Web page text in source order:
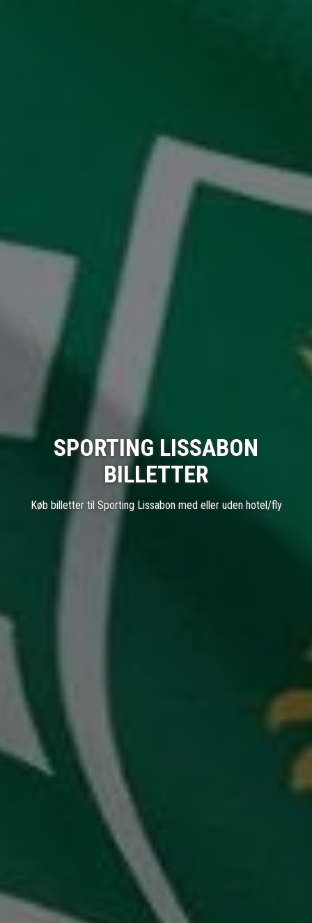
SPORTING LISSABON
BILLETTER
Køb billetter til Sporting Lissabon med eller uden hotel/fly